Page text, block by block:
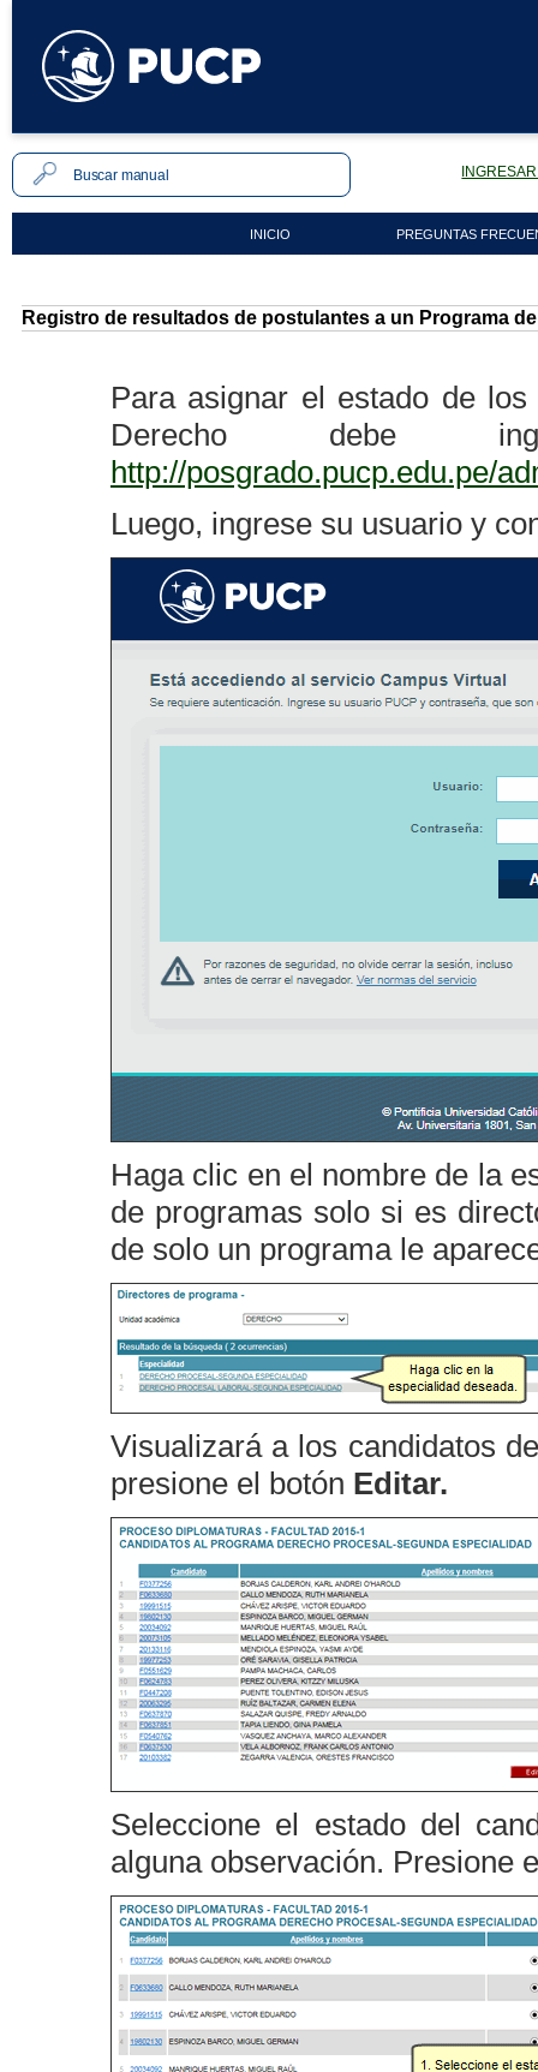
INICIO PREGUNTAS
Registro de resultados de postulantes a un Programa
Para asignar el estado de
Derecho debe
http://posgrado.pucp.edu.pe/
Luego, ingrese su usuario y
Haga clic en el nombre de la
de programas solo si es
de solo un programa le
Visualizará a los candidatos
presione el botón Editar.
Seleccione el estado del
alguna observación. Presione